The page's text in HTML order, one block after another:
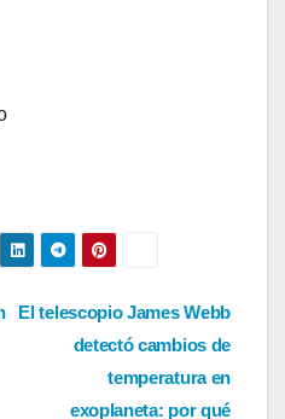
El telescopio James Webb
detectó cambios de
temperatura en
exoplaneta: por qué